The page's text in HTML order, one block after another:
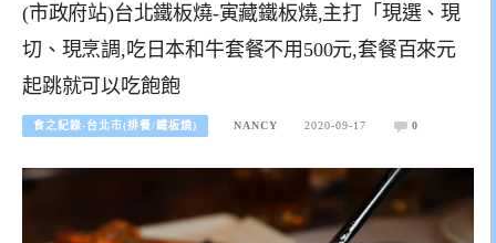
(市政府站)台北鐵板燒-寅藏鐵板燒,主打「現選、現
切、現烹調,吃日本和牛套餐不用500元,套餐百來元
起跳就可以吃飽飽
食之紀錄-台北市(排餐/鐵板燒) NANCY 2020-09-17 0